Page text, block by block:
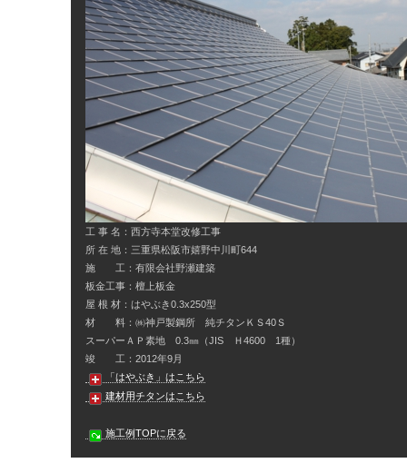
工 事 名：西方寺本堂改修工事
所 在 地：三重県松阪市嬉野中川町644
施 工：有限会社野瀬建築
板金工事：檀上板金
屋 根 材：はやぶき0.3x250型
材 料：㈱神戸製鋼所 純チタンＫＳ40Ｓ
スーパーＡＰ素地 0.3㎜（JIS Ｈ4600 1種）
竣 工：2012年9月
「はやぶき」はこちら
建材用チタンはこちら
施工例TOPに戻る